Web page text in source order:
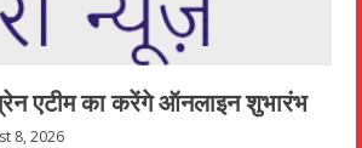
एटीम का करेंगे ऑनलाइन शुभारंभ
8, 2026